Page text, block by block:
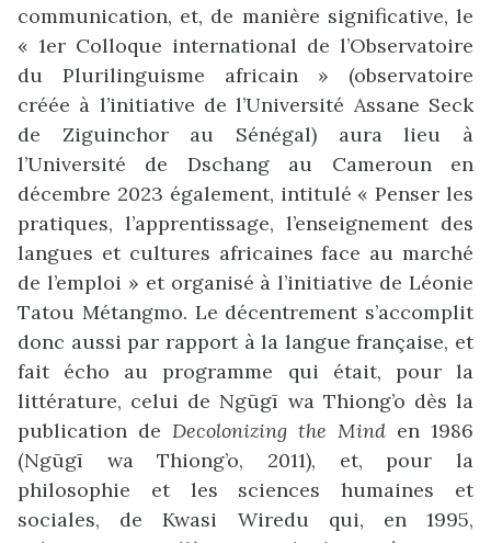
communication, et, de manière significative, le
« 1er Colloque international de l’Observatoire
du Plurilinguisme africain » (observatoire
créée à l’initiative de l’Université Assane Seck
de Ziguinchor au Sénégal) aura lieu à
l’Université de Dschang au Cameroun en
décembre 2023 également, intitulé « Penser les
pratiques, l’apprentissage, l’enseignement des
langues et cultures africaines face au marché
de l’emploi » et organisé à l’initiative de Léonie
Tatou Métangmo. Le décentrement s’accomplit
donc aussi par rapport à la langue française, et
fait écho au programme qui était, pour la
littérature, celui de Ngūgī wa Thiong’o dès la
publication de Decolonizing the Mind en 1986
(Ngūgī wa Thiong’o, 2011), et, pour la
philosophie et les sciences humaines et
sociales, de Kwasi Wiredu qui, en 1995,